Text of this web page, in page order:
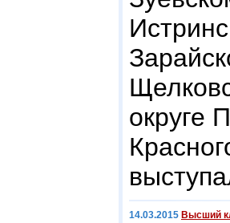
округе
14.03.2015 Высший